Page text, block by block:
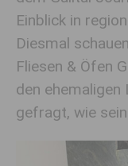
Einblick in
Diesmal
Fliesen & Öfen
den
gefragt, wie